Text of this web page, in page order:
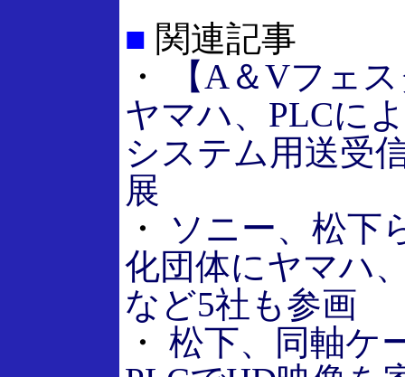
■ 関連記事
・
【A＆Vフェ
ヤマハ、PLCに
システム用送受
展
・
ソニー、松下
化団体にヤマハ
など5社も参画
・ 松下、同軸ケ